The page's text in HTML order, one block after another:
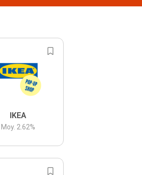
IKEA
Moy. 2.62%